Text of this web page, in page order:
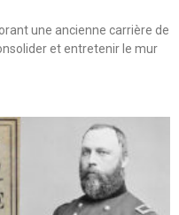
une ancienne carrière de
et entretenir le mur